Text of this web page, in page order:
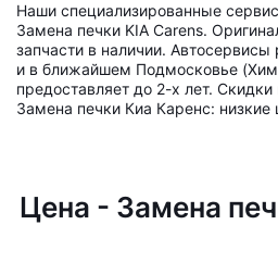
Наши специализированные
Замена печки KIA Carens.
запчасти в наличии.
и в ближайшем Подмосковье
предоставляет до 2-х лет.
Замена печки Киа Каренс: низкие
Цена - Замена